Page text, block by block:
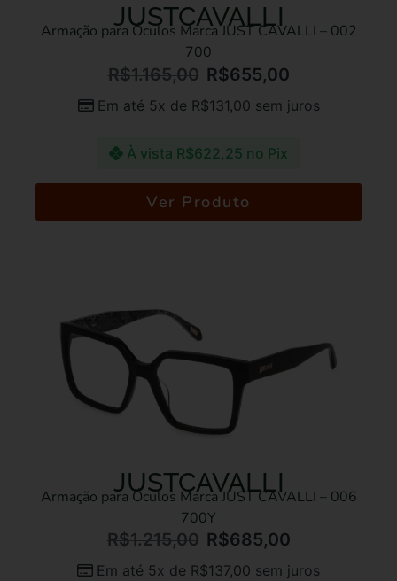
JUSTCAVALLI
Armação para Óculos Marca JUST CAVALLI – 002
700
R$1.165,00 R$655,00
Em até 5x de R$131,00 sem juros
À vista R$622,25 no Pix
Ver Produto
JUSTCAVALLI
Armação para Óculos Marca JUST CAVALLI – 006
700Y
R$1.215,00 R$685,00
Em até 5x de R$137,00 sem juros